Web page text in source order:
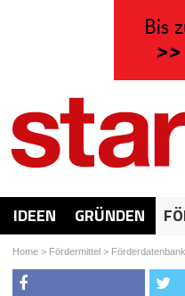
IDEEN GRÜNDEN
Home> Fördermittel> Förderdatenbank